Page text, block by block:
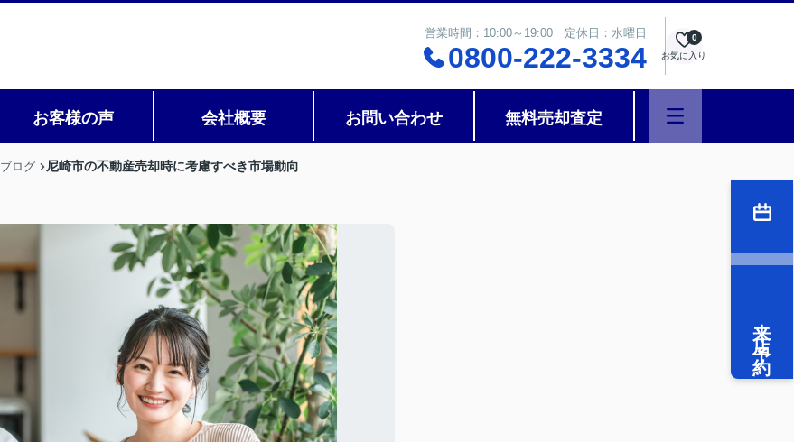
営業時間：10:00～19:00 定休日：水曜日
0800-222-3334 お気に入り
0
お客様の声 会社概要 お問い合わせ 無料売却査定
ブログ 尼崎市の不動産売却時に考慮すべき市場動向
来店予約